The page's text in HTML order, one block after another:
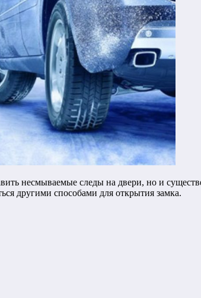
несмываемые следы на двери, но и
другими способами для открытия замка.